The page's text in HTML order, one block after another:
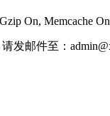
On, Memcache
发邮件至：